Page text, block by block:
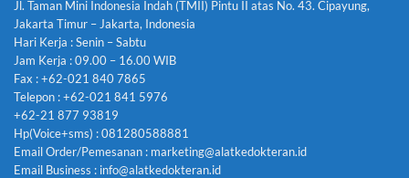
Jl. Taman Mini Indonesia Indah (TMII) Pintu II atas No. 43. Cipayung,
Jakarta Timur – Jakarta, Indonesia
Hari Kerja : Senin – Sabtu
Jam Kerja : 09.00 – 16.00 WIB
Fax : +62-021 840 7865
Telepon : +62-021 841 5976
+62-21 877 93819
Hp(Voice+sms) : 081280588881
Email Order/Pemesanan : marketing@alatkedokteran.id
Email Business : info@alatkedokteran.id